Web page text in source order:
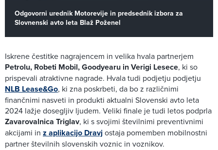
Odgovorni urednik Motorevije in predsednik izbora za
Slovnenski avto leta Blaž Poženel
Iskrene čestitke nagrajencem in velika hvala partnerjem
Petrolu, Robeti Mobil, Goodyearu in Verigi Lesece, ki so
prispevali atraktivne nagrade. Hvala tudi podjetju podjetju
NLB Lease&Go, ki zna poskrbeti, da bo z različnimi
finančnimi nasveti in produkti aktualni Slovenski avto leta
2024 lažje dosegljiv ljudem. Veliki finale je tudi letos podprla
Zavarovalnica Triglav, ki s svojimi številnimi preventivnimi
akcijami in z aplikacijo Dravjostaja pomemben mobilnostni
partner številnih slovenskih voznic in voznikov.